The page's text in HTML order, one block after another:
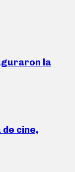
la
de cine,